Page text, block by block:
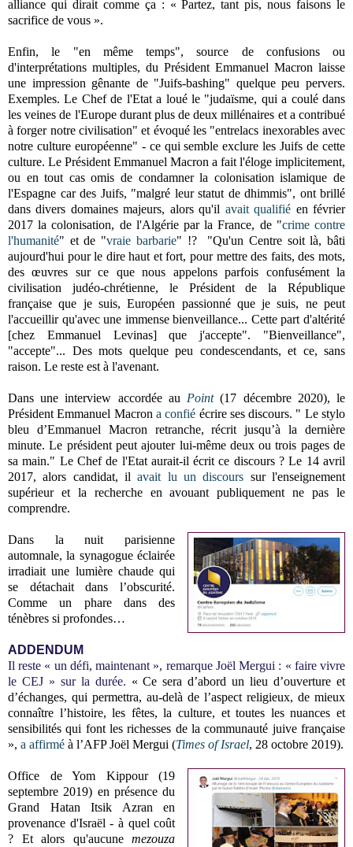
alliance qui dirait comme ça : « Partez, tant pis, nous faisons le
sacrifice de vous ».
Enfin, le "en même temps", source de confusions ou
d'interprétations multiples, du Président Emmanuel Macron laisse
une impression gênante de "Juifs-bashing" quelque peu pervers.
Exemples. Le Chef de l'Etat a loué le "judaïsme, qui a coulé dans
les veines de l'Europe durant plus de deux millénaires et a contribué
à forger notre civilisation" et évoqué les "entrelacs inexorables avec
notre culture européenne" - ce qui semble exclure les Juifs de cette
culture. Le Président Emmanuel Macron a fait l'éloge implicitement,
ou en tout cas omis de condamner la colonisation islamique de
l'Espagne car des Juifs, "malgré leur statut de dhimmis", ont brillé
dans divers domaines majeurs, alors qu'il avait qualifié en février
2017 la colonisation, de l'Algérie par la France, de "crime contre
l'humanité" et de "vraie barbarie" !?
"Qu'un Centre soit là, bâti
aujourd'hui pour le dire haut et fort, pour mettre des faits, des mots,
des œuvres sur ce que nous appelons parfois confusément la
civilisation judéo-chrétienne, le Président de la République
française que je suis, Européen passionné que je suis, ne peut
l'accueillir qu'avec une immense bienveillance... Cette part d'altérité
[chez Emmanuel Levinas] que j'accepte". "Bienveillance",
"accepte"... Des mots quelque peu condescendants, et ce, sans
raison. Le reste est à l'avenant.
Dans une interview accordée auPoint (17 décembre 2020), le
Président Emmanuel Macron a confié écrire ses discours. " Le stylo
bleu d’Emmanuel Macron retranche, récrit jusqu’à la dernière
minute. Le président peut ajouter lui-même deux ou trois pages de
sa main." Le Chef de l'Etat aurait-il écrit ce discours ? Le 14 avril
2017, alors candidat, ilavait lu un discours sur l'enseignement
supérieur et la recherche en avouant publiquement ne pas le
comprendre.
Dans la nuit parisienne
automnale, la synagogue éclairée
irradiait une lumière chaude qui
se détachait dans l’obscurité.
Comme un phare dans des
ténèbres si profondes…
ADDENDUM
Il reste « un défi, maintenant », remarque Joël Mergui : « faire vivre
le CEJ » sur la durée. « Ce sera d’abord un lieu d’ouverture et
d’échanges, qui permettra, au-delà de l’aspect religieux, de mieux
connaître l’histoire, les fêtes, la culture, et toutes les nuances et
sensibilités qui font les richesses de la communauté juive française
», a affirmé à l’AFP Joël Mergui (Times of Israel, 28 octobre 2019).
Office de Yom Kippour (19
septembre 2019) en présence du
Grand Hatan Itsik Azran en
provenance d'Israël - à quel coût
? Et alors qu'aucunemezouza